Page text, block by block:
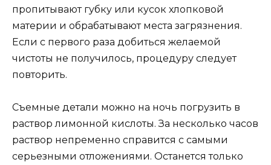
пропитывают губку или кусок хлопковой
материи и обрабатывают места загрязнения.
Если с первого раза добиться желаемой
чистоты не получилось, процедуру следует
повторить.
Съемные детали можно на ночь погрузить в
раствор лимонной кислоты. За несколько часов
раствор непременно справится с самыми
серьезными отложениями. Останется только